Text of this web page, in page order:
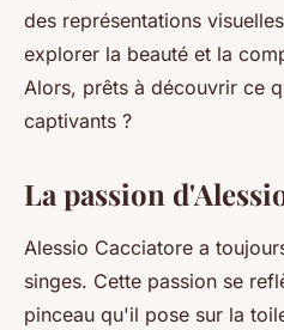
des représentations
explorer la beauté et la
Alors, prêts à découvrir ce
captivants ?
La passion
Alessio Cacciatore a
singes. Cette passion se
pinceau qu'il pose sur la